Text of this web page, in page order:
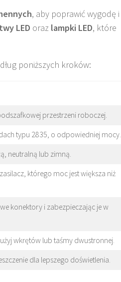
, aby poprawić wygodę i
LED oraz lampki LED, które
poniższych kroków:
przestrzeni roboczej.
typu 2835, o odpowiedniej mocy.
neutralną lub zimną.
którego moc jest większa niż
konektory i zabezpieczając je w
wkrętów lub taśmy dwustronnej.
dla lepszego doświetlenia.